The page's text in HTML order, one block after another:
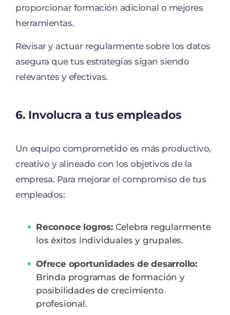
proporcionar formación adicional o mejores
herramientas.
Revisar y actuar regularmente sobre los datos
asegura que tus estrategias sigan siendo
relevantes y efectivas.
6. Involucra a tus empleados
Un equipo comprometido es más productivo,
creativo y alineado con los objetivos de la
empresa. Para mejorar el compromiso de tus
empleados:
Reconoce logros:Celebra regularmente
los éxitos individuales y grupales.
Ofrece oportunidades de desarrollo:
Brinda programas de formación y
posibilidades de crecimiento
profesional.